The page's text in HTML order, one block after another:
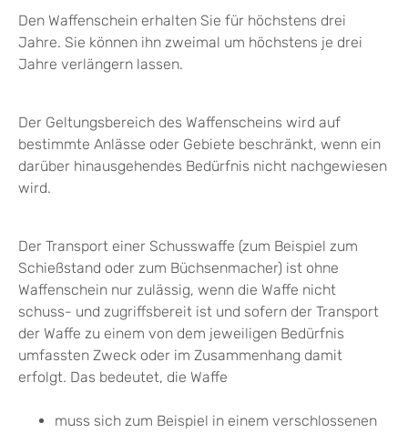
Den Waffenschein erhalten Sie für höchstens drei
Jahre. Sie können ihn zweimal um höchstens je drei
Jahre verlängern lassen.
Der Geltungsbereich des Waffenscheins wird auf
bestimmte Anlässe oder Gebiete beschränkt, wenn ein
darüber hinausgehendes Bedürfnis nicht nachgewiesen
wird.
Der Transport einer Schusswaffe (zum Beispiel zum
Schießstand oder zum Büchsenmacher) ist ohne
Waffenschein nur zulässig, wenn die Waffe nicht
schuss- und zugriffsbereit ist und sofern der Transport
der Waffe zu einem von dem jeweiligen Bedürfnis
umfassten Zweck oder im Zusammenhang damit
erfolgt. Das bedeutet, die Waffe
muss sich zum Beispiel in einem verschlossenen